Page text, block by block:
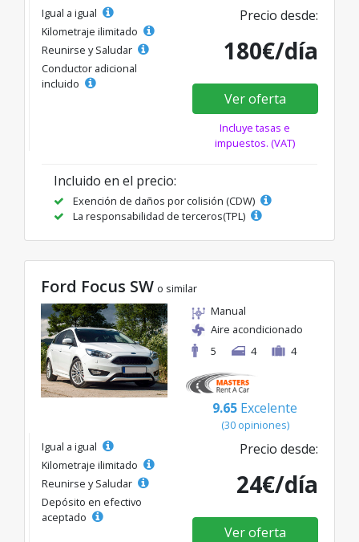
Igual a igual
Kilometraje ilimitado
Reunirse y Saludar
Conductor adicional
incluido
Precio desde:
180€/día
Ver oferta
Incluye tasas e
impuestos. (VAT)
Incluido en el precio:
Exención de daños por colisión (CDW)
La responsabilidad de terceros(TPL)
Ford Focus SW o similar
Manual
Aire acondicionado
5
4 4
9.65 Excelente
(30 opiniones)
Igual a igual
Kilometraje ilimitado
Reunirse y Saludar
Depósito en efectivo
aceptado
Precio desde:
24€/día
Ver oferta